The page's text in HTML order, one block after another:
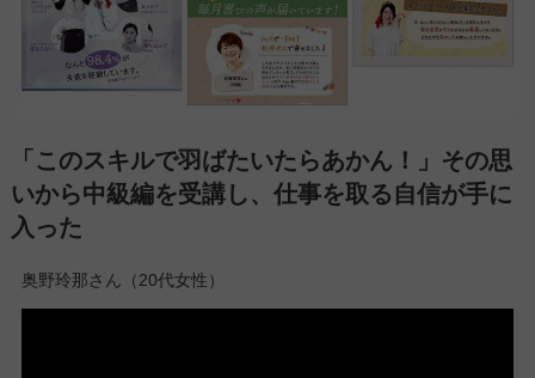
「このスキルで羽ばたいたらあかん！」その思
いから中級編を受講し、仕事を取る自信が手に
入った
奥野玲那さん（20代女性）